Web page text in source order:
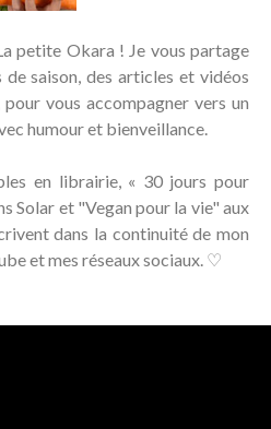
petite Okara ! Je vous partage
saison, des articles et vidéos
vous accompagner vers un
humour et bienveillance.
en librairie, « 30 jours pour
Solar et "Vegan pour la vie" aux
dans la continuité de mon
et mes réseaux sociaux. ♡